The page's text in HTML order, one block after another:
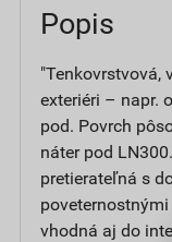
Popis
"Tenkovrstvová,
exteriéri – napr.
pod. Povrch
náter pod
pretierateľná s
vhodná aj do